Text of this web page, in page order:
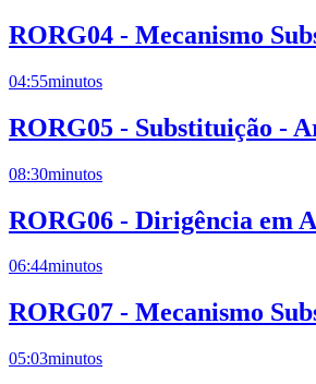
RORG04 - Mecanismo
04:55minutos
RORG05 - Substituição -
08:30minutos
RORG06 - Dirigência em
06:44minutos
RORG07 - Mecanismo
05:03minutos